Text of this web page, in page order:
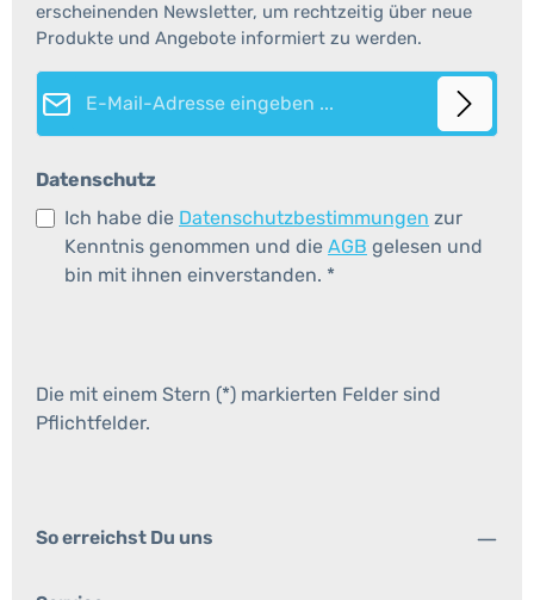
erscheinenden Newsletter, um rechtzeitig über neue
Produkte und Angebote informiert zu werden.
E-Mail-Adresse*
Datenschutz
Ich habe die Datenschutzbestimmungen zur
Kenntnis genommen und die AGB gelesen und
bin mit ihnen einverstanden. *
Die mit einem Stern (*) markierten Felder sind
Pflichtfelder.
So erreichst Du uns